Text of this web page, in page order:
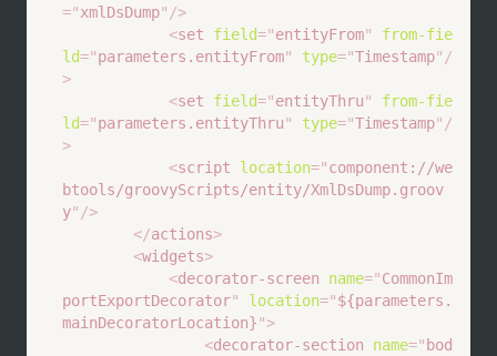
="xmlDsDump" />
<set field="entityFrom"
from-fie
ld="parameters.entityFrom" type="Timestamp" /
>
<set field="entityThru"
from-fie
ld="parameters.entityThru" type="Timestamp" /
>
<script location="component://we
btools/groovyScripts/entity/XmlDsDump.groov
y" />
</actions>
<widgets>
<decorator-screen name="CommonIm
portExportDecorator" location="${parameters.
mainDecoratorLocation}">
<decorator-section name=" bod